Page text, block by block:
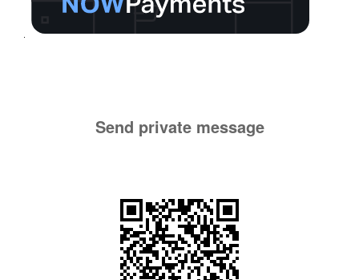
Send private message